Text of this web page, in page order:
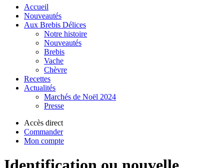
Accueil
Nouveautés
Aux Brebis Délices
Notre histoire
Nouveautés
Brebis
Vache
Chèvre
Recettes
Actualités
Marchés de Noël 2024
Presse
Accès direct
Commander
Mon compte